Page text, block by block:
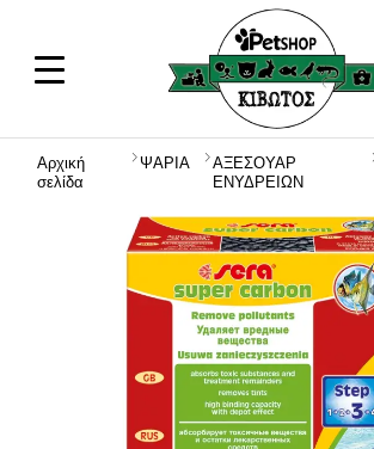
Αρχική
σελίδα
ΨΑΡΙΑ
ΑΞΕΣΟΥΑΡ
ΕΝΥΔΡΕΙΩΝ